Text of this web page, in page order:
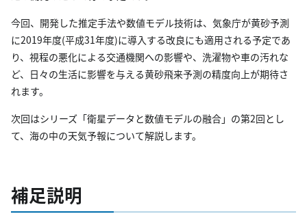
今回、開発した推定手法や数値モデル技術は、気象庁が黄砂予測
に2019年度(平成31年度)に導入する改良にも適用される予定であ
り、視程の悪化による交通機関への影響や、洗濯物や車の汚れな
ど、日々の生活に影響を与える黄砂飛来予測の精度向上が期待さ
れます。
次回はシリーズ「衛星データと数値モデルの融合」の第2回とし
て、海の中の天気予報について解説します。
補足説明